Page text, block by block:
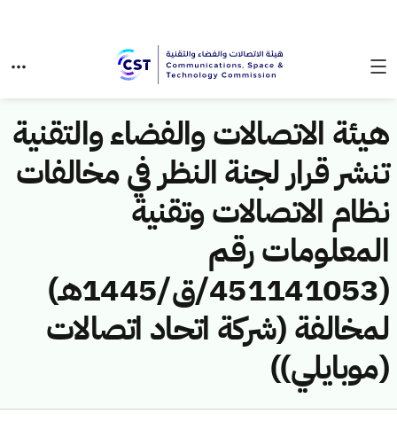
هيئة الاتصالات والفضاء والتقنية
تنشر قرار لجنة النظر في مخالفات
نظام الاتصالات وتقنية
المعلومات رقم
(451141053/ق/1445هـ)
لمخالفة (شركة اتحاد اتصالات
(موبايلي))